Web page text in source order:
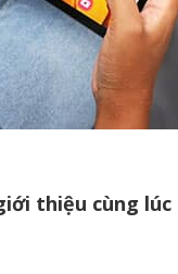
thiệu cùng